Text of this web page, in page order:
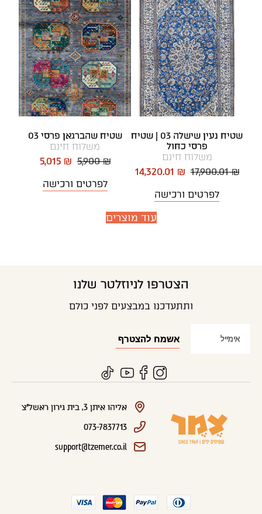
שטיח נעין שישלה 03 | שטיח
פרסי כחול
משלוח חינם
17,900.01 ₪
14,320.01 ₪
לפרטים ורכישה
שטיח שהברגאן פרסי 03
משלוח חינם
5,900 ₪
5,015 ₪
לפרטים ורכישה
עוד מוצרים
הצטרפו לניוזלטר שלנו
ותתעדכנו במבצעים לפני כולם
אליהו איתן 3, בית גירון ראשל"צ
073-7837713
support@tzemer.co.il